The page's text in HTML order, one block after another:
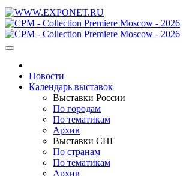
Новости
Календарь выставок
Выставки России
По городам
По тематикам
Архив
Выставки СНГ
По странам
По тематикам
Архив